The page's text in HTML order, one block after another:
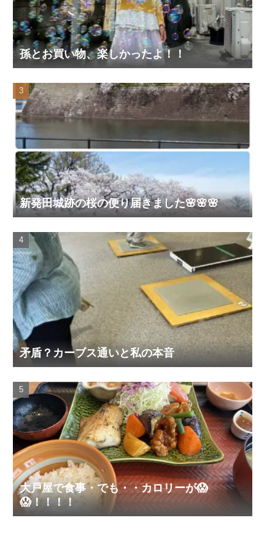
孫とお買い物、楽しかったよ！！
新発田城跡の桜の便り届きました🌸🌸🌸
矛盾？カーブス通いと私の本音
大戸屋で食事・でも・・カロリーが😱
😱！！！！